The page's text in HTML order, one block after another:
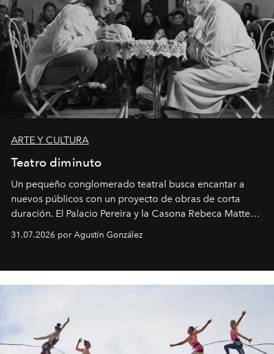
ARTE Y CULTURA
Teatro diminuto
Un pequeño conglomerado teatral busca encantar a
nuevos públicos con un proyecto de obras de corta
duración. El Palacio Pereira y la Casona Rebeca Matte
son algunos de los lugares que han albergado estas
miniobras. Sus puestas en escena son limpias; ponen el
31.07.2026 por Agustín González